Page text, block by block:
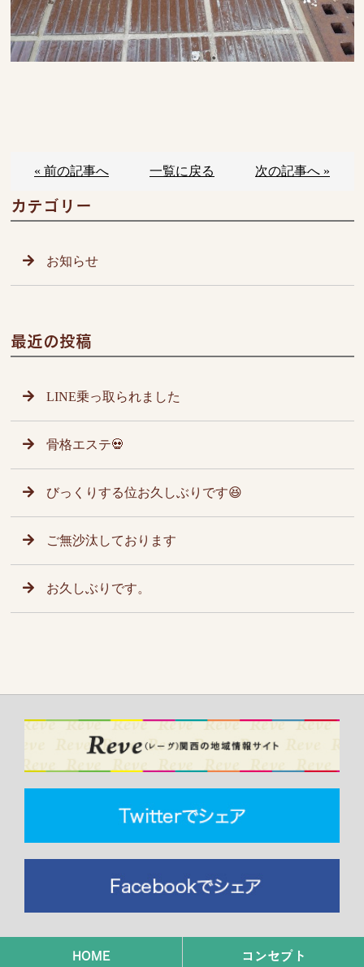
« 前の記事へ 一覧に戻る 次の記事へ »
カテゴリー
お知らせ
最近の投稿
LINE乗っ取られました
骨格エステ💀
びっくりする位お久しぶりです😆
ご無沙汰しております
お久しぶりです。
HOME コンセプト